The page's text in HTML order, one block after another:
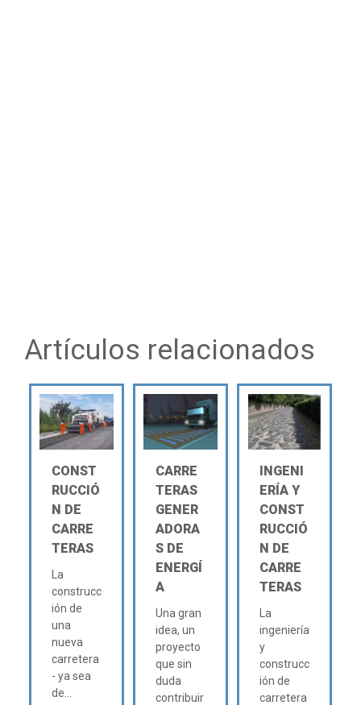
Artículos relacionados
CONST
RUCCIÓ
N DE
CARRE
TERAS
La
construcc
ión de
una
nueva
carretera
- ya sea
de...
CARRE
TERAS
GENER
ADORA
S DE
ENERGÍ
A
Una gran
idea, un
proyecto
que sin
duda
contribuir
INGENI
ERÍA Y
CONST
RUCCIÓ
N DE
CARRE
TERAS
La
ingeniería
y
construcc
ión de
carretera